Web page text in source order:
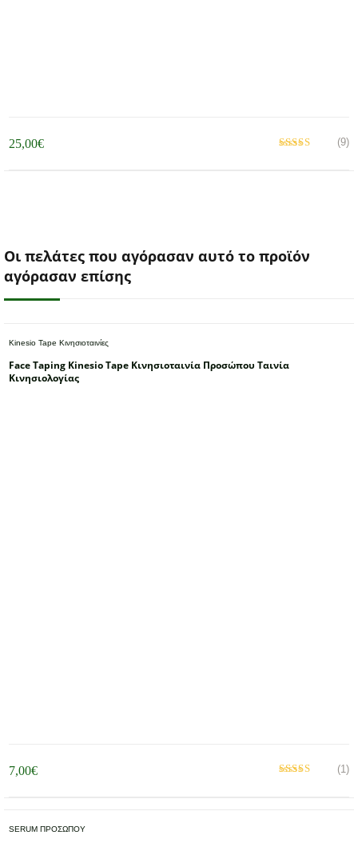
25,00€ (9)
Οι πελάτες που αγόρασαν αυτό το προϊόν
αγόρασαν επίσης
Kinesio Tape Κινησιοταινίες
Face Taping Kinesio Tape Κινησιοταινία Προσώπου Ταινία
Κινησιολογίας
7,00€ (1)
SERUM ΠΡΟΣΩΠΟΥ